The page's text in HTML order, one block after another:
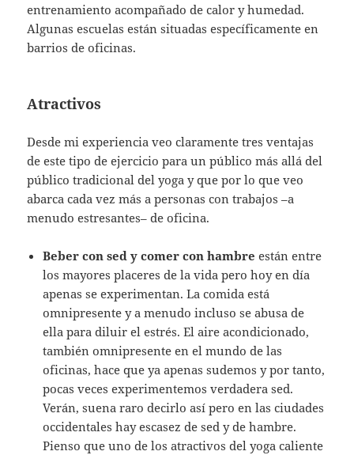
entrenamiento acompañado de calor y humedad.
Algunas escuelas están situadas específicamente en
barrios de oficinas.
Atractivos
Desde mi experiencia veo claramente tres ventajas
de este tipo de ejercicio para un público más allá del
público tradicional del yoga y que por lo que veo
abarca cada vez más a personas con trabajos –a
menudo estresantes– de oficina.
Beber con sed y comer con hambre están entre
los mayores placeres de la vida pero hoy en día
apenas se experimentan. La comida está
omnipresente y a menudo incluso se abusa de
ella para diluir el estrés. El aire acondicionado,
también omnipresente en el mundo de las
oficinas, hace que ya apenas sudemos y por tanto,
pocas veces experimentemos verdadera sed.
Verán, suena raro decirlo así pero en las ciudades
occidentales hay escasez de sed y de hambre.
Pienso que uno de los atractivos del yoga caliente